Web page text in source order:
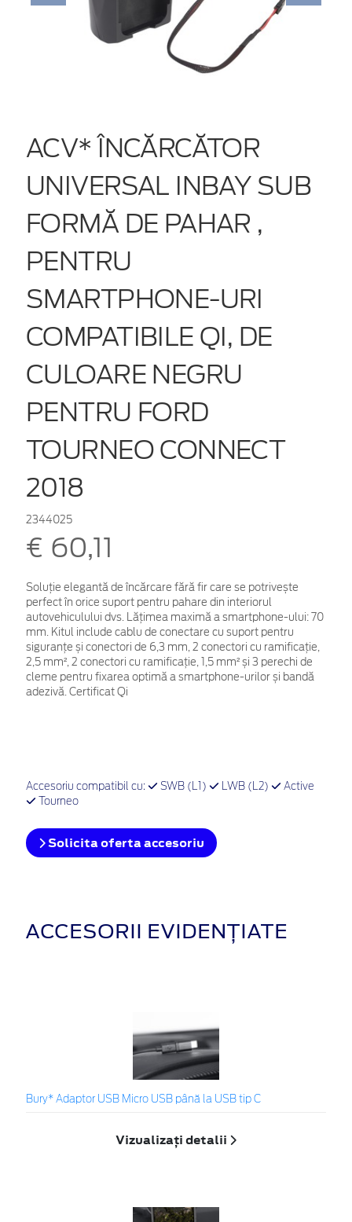
ACV* ÎNCĂRCĂTOR
UNIVERSAL INBAY SUB
FORMĂ DE PAHAR ,
PENTRU
SMARTPHONE-URI
COMPATIBILE QI, DE
CULOARE NEGRU
PENTRU FORD
TOURNEO CONNECT
2018
2344025
€ 60,11
Soluție elegantă de încărcare fără fir care se potrivește
perfect în orice suport pentru pahare din interiorul
autovehiculului dvs. Lățimea maximă a smartphone-ului: 70
mm. Kitul include cablu de conectare cu suport pentru
siguranțe și conectori de 6,3 mm, 2 conectori cu ramificație,
2,5 mm², 2 conectori cu ramificație, 1,5 mm² și 3 perechi de
cleme pentru fixarea optimă a smartphone-urilor și bandă
adezivă. Certificat Qi
Accesoriu compatibil cu: SWB (L1) LWB (L2)
Active
Tourneo
Solicita oferta accesoriu
ACCESORII EVIDENȚIATE
Bury* Adaptor USB Micro USB până la USB tip C
Vizualizați detalii